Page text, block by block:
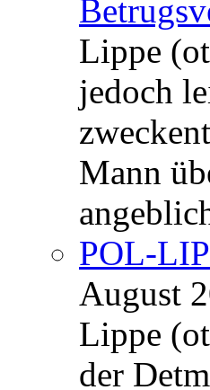
Lippe
jedoch
Mann
POL-
August
Lippe
der